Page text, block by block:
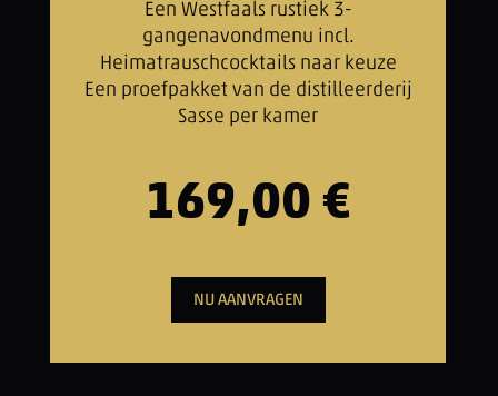
Een Westfaals rustiek 3-
gangenavondmenu incl.
Heimatrauschcocktails naar keuze
Een proefpakket van de distilleerderij
Sasse per kamer
169,00 €
NU AANVRAGEN